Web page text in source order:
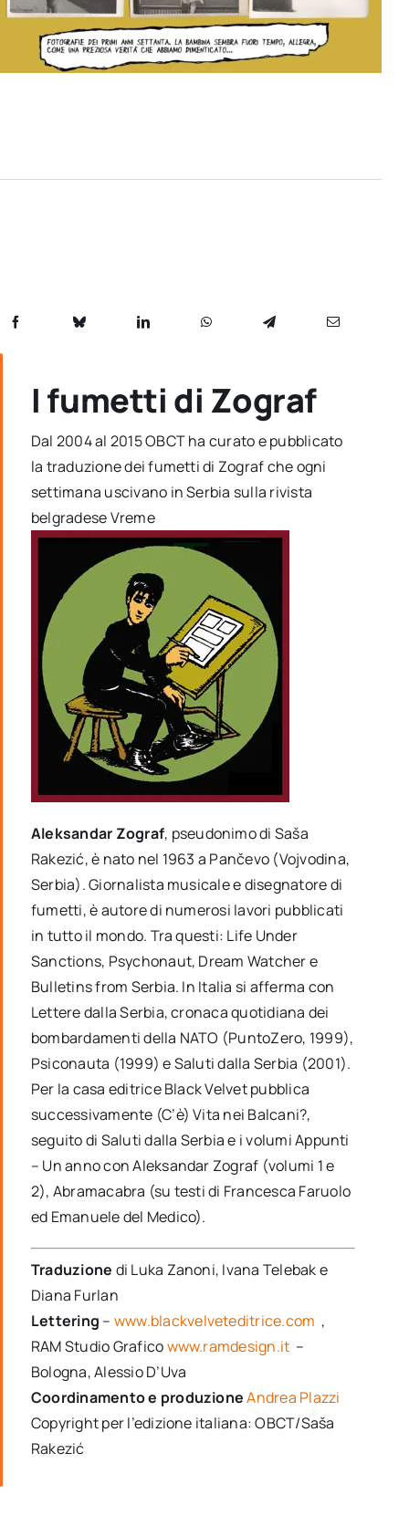
I fumetti di Zograf
Dal 2004 al 2015 OBCT ha curato e pubblicato
la traduzione dei fumetti di Zograf che ogni
settimana uscivano in Serbia sulla rivista
belgradese Vreme
Aleksandar Zograf, pseudonimo di Saša
Rakezić, è nato nel 1963 a Pančevo (Vojvodina,
Serbia). Giornalista musicale e disegnatore di
fumetti, è autore di numerosi lavori pubblicati
in tutto il mondo. Tra questi: Life Under
Sanctions, Psychonaut, Dream Watcher e
Bulletins from Serbia. In Italia si afferma con
Lettere dalla Serbia, cronaca quotidiana dei
bombardamenti della NATO (PuntoZero, 1999),
Psiconauta (1999) e Saluti dalla Serbia (2001).
Per la casa editrice Black Velvet pubblica
successivamente (C’è) Vita nei Balcani?,
seguito di Saluti dalla Serbia e i volumi Appunti
– Un anno con Aleksandar Zograf (volumi 1 e
2), Abramacabra (su testi di Francesca Faruolo
ed Emanuele del Medico).
Traduzione di Luka Zanoni, Ivana Telebak e
Diana Furlan
Lettering – www.blackvelveteditrice.com ,
RAM Studio Graficowww.ramdesign.it –
Bologna, Alessio D’Uva
Coordinamento e produzione Andrea Plazzi
Copyright per l’edizione italiana: OBCT/Saša
Rakezić